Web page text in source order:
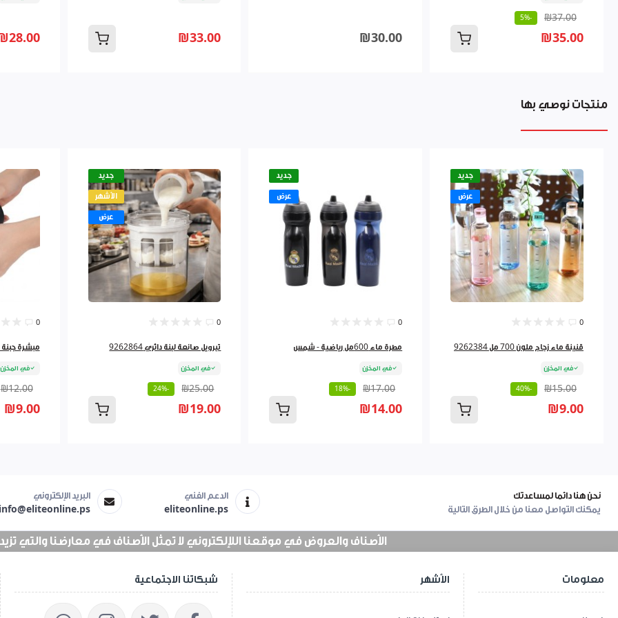
₪37.00
-5%
₪35.00
₪30.00
₪33.00
منتجات نوصي بها
جديد
عرض
0
قنينة ماء زجاج ملون 700 مل 9262384
في المخزن
₪15.00
-40%
₪9.00
جديد
عرض
0
مطرة ماء 600مل رياضية - شمس
في المخزن
₪17.00
-18%
₪14.00
جديد
الأشهر
عرض
0
تبرويل صانعة لبنة دائري 9262864
في المخزن
₪25.00
-24%
₪19.00
0
مبشرة جبنة لف
في المخزن
₪12.00
₪9.00
نحن هنا دائما لمساعدتك
يمكنك التواصل معنا من خلال الطرق التالية
الدعم الفني
eliteonline.ps
البريد الإلكتروني
الأصناف والعروض في موقعنا اللإلكتروني لا تمثل الأصناف في معارضنا والتي تزيد عن 25 الف
شبكاتنا الاجتماعية الأشهر معلومات